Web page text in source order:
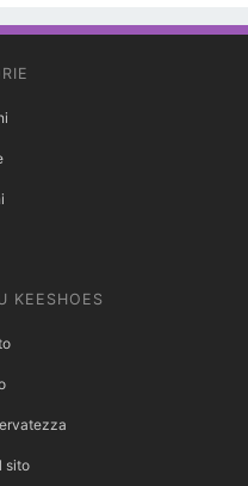
KEESHOES
sito